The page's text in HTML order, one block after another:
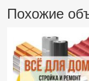
Похожие